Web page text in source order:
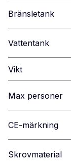
Bränsletank
Vattentank
Vikt
Max personer
CE-märkning
Skrovmaterial